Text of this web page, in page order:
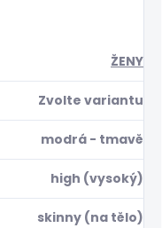
ŽENY
Zvolte variantu
modrá - tmavě
high (vysoký)
skinny (na tělo)